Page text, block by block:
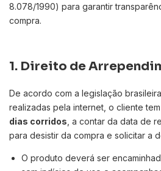
8.078/1990) para garantir
compra.
1. Direito de
De acordo com a legislação
realizadas pela internet, o cliente
dias corridos , a contar da data de
para desistir da compra e solicitar a
O produto deverá ser